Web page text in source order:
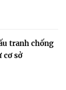
tranh chống
cơ sở